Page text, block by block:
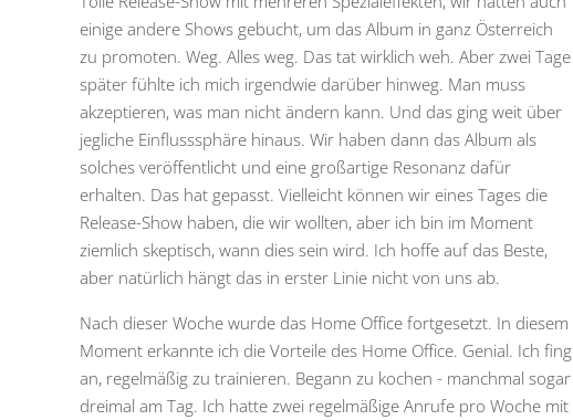
einige andere Shows gebucht, um das Album in ganz Österreich
zu promoten. Weg. Alles weg. Das tat wirklich weh. Aber zwei Tage
später fühlte ich mich irgendwie darüber hinweg. Man muss
akzeptieren, was man nicht ändern kann. Und das ging weit über
jegliche Einflusssphäre hinaus. Wir haben dann das Album als
solches veröffentlicht und eine großartige Resonanz dafür
erhalten. Das hat gepasst. Vielleicht können wir eines Tages die
Release-Show haben, die wir wollten, aber ich bin im Moment
ziemlich skeptisch, wann dies sein wird. Ich hoffe auf das Beste,
aber natürlich hängt das in erster Linie nicht von uns ab.
Nach dieser Woche wurde das Home Office fortgesetzt. In diesem
Moment erkannte ich die Vorteile des Home Office. Genial. Ich fing
an, regelmäßig zu trainieren. Begann zu kochen - manchmal sogar
dreimal am Tag. Ich hatte zwei regelmäßige Anrufe pro Woche mit